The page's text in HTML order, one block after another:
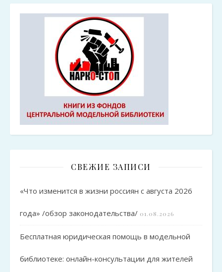
СВЕЖИЕ ЗАПИСИ
«Что изменится в жизни россиян с августа 2026
года» /обзор законодательства/ 01.08.2026
Бесплатная юридическая помощь в модельной
библиотеке: онлайн-консультации для жителей